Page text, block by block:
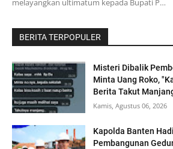
melayangkan ultimatum kepada Bupati P…
BERITA TERPOPULER
Misteri Dibalik
Minta Uang Roko,
Berita Takut
Kamis, Agustus 06, 2026
Kapolda Banten
Pembangunan